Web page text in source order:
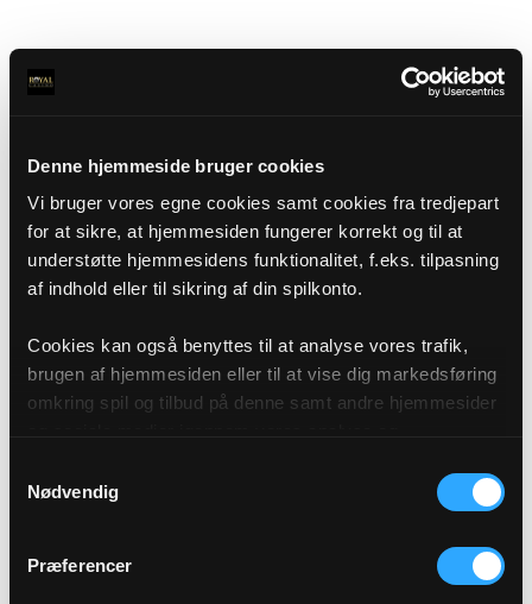
Denne hjemmeside bruger cookies
Vi bruger vores egne cookies samt cookies fra tredjepart
for at sikre, at hjemmesiden fungerer korrekt og til at
understøtte hjemmesidens funktionalitet, f.eks. tilpasning
af indhold eller til sikring af din spilkonto.
Cookies kan også benyttes til at analyse vores trafik,
brugen af hjemmesiden eller til at vise dig markedsføring
omkring spil og tilbud på denne samt andre hjemmesider
af cookies under "Detaljer" eller ved at klikke videre til
vores Cookiepolitik, som du finder i bunden af vores
Nødvendig
Præferencer